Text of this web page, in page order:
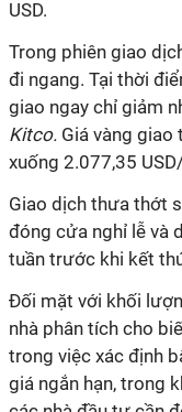
USD.
Trong phiên giao
đi ngang. Tại thời
giao ngay chỉ giảm
Kitco. Giá vàng giao
xuống 2.077,35
Giao dịch thưa thớt
đóng cửa nghỉ lễ và
tuần trước khi kết
Đối mặt với khối
nhà phân tích cho
trong việc xác định
giá ngắn hạn, trong